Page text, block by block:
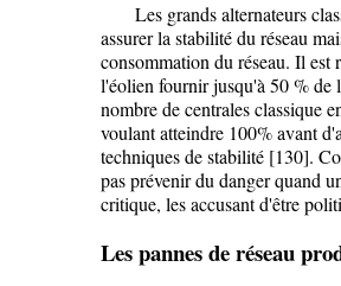
Les grands alternateurs
assurer la stabilité du réseau
consommation du réseau. Il est
l'éolien fournir jusqu'à 50 % de
nombre de centrales classique
voulant atteindre 100% avant
techniques de stabilité [130].
pas prévenir du danger quand
critique, les accusant d'être
Lespannes de réseau